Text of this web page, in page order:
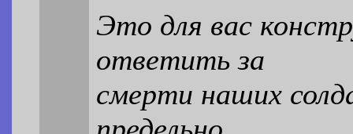
Это для вас
ответить за
смерти наших